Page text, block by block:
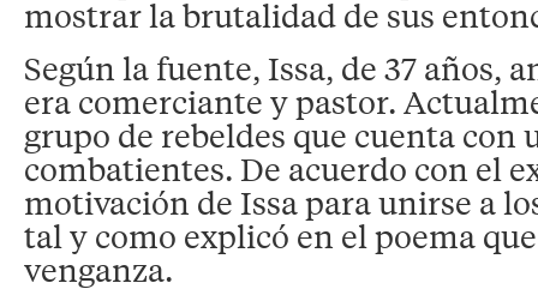
mostrar la brutalidad de sus
Según la fuente, Issa, de 37 años,
era comerciante y pastor.
grupo de rebeldes que cuenta con
combatientes. De acuerdo con el
motivación de Issa para unirse a
tal y como explicó en el poema
venganza.